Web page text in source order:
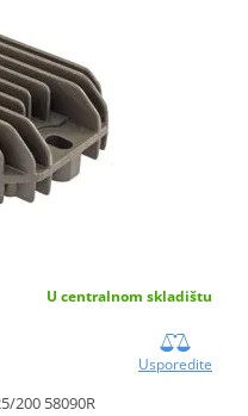
U centralnom skladištu
Usporedite
200 58090R